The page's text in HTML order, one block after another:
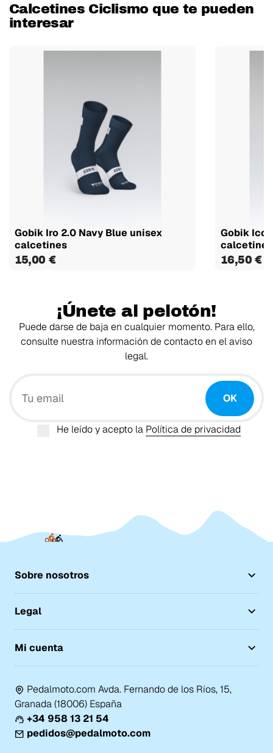
Calcetines Ciclismo que te pueden
interesar
Gobik Iro 2.0 Navy Blue unisex
calcetines
15,00 €
Gobik
calcetines
16,50 €
¡Únete al pelotón!
Puede darse de baja en cualquier momento. Para ello,
consulte nuestra información de contacto en el aviso
legal.
OK
He leído y acepto la Política de privacidad
Sobre nosotros
Legal
Mi cuenta
Pedalmoto.com Avda. Fernando de los Ríos, 15,
Granada (18006) España
+34 958 13 21 54
pedidos@pedalmoto.com